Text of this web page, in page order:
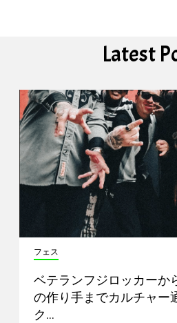
Latest
フェス
ベテランフジロッカーか
の作り手までカルチャー
ク…